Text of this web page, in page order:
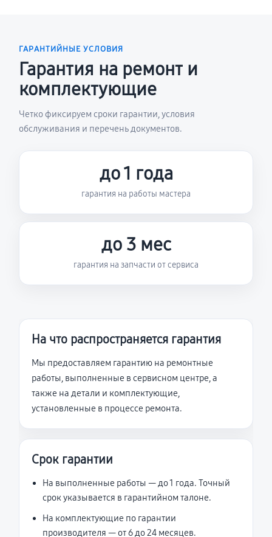
ГАРАНТИЙНЫЕ УСЛОВИЯ
Гарантия на ремонт и
комплектующие
Четко фиксируем сроки гарантии, условия
обслуживания и перечень документов.
до 1 года
гарантия на работы мастера
до 3 мес
гарантия на запчасти от сервиса
На что распространяется гарантия
Мы предоставляем гарантию на ремонтные
работы, выполненные в сервисном центре, а
также на детали и комплектующие,
установленные в процессе ремонта.
Срок гарантии
На выполненные работы — до 1 года. Точный
срок указывается в гарантийном талоне.
На комплектующие по гарантии
производителя — от 6 до 24 месяцев.